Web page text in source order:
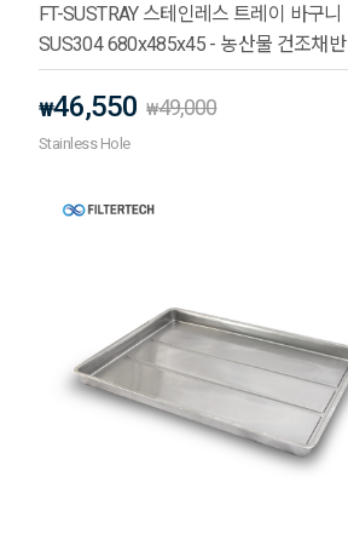
FT-SUSTRAY 스테인레스 트레이 바구니
SUS304 680x485x45 - 농산물 건조채반
₩46,550 ₩49,000
Stainless Hole